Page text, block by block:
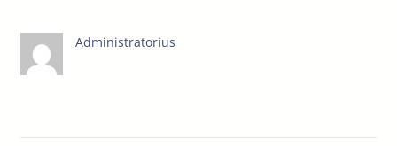
Administratorius